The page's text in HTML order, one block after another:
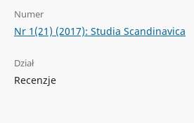
Numer
Nr 1(21) (2017): Studia Scandinavica
Dział
Recenzje